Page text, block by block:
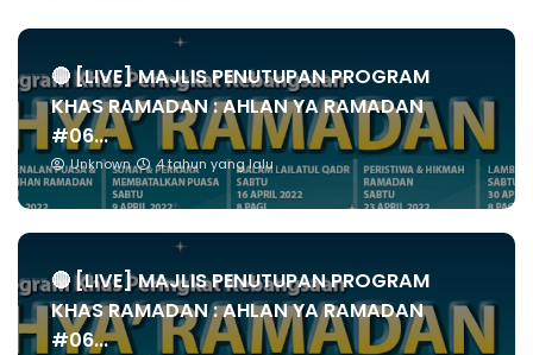
🔴 [LIVE] MAJLIS PENUTUPAN PROGRAM
KHAS RAMADAN : AHLAN YA RAMADAN
#06...
Unknown 4 tahun yang lalu
🔴 [LIVE] MAJLIS PENUTUPAN PROGRAM
KHAS RAMADAN : AHLAN YA RAMADAN
#06...